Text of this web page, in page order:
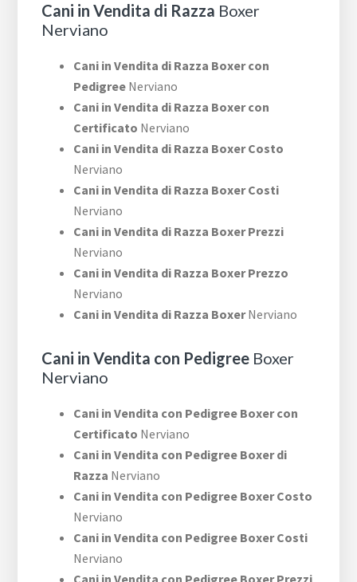
Cani in Vendita di Razza Boxer
Nerviano
Cani in Vendita di Razza Boxer con
Pedigree Nerviano
Cani in Vendita di Razza Boxer con
Certificato Nerviano
Cani in Vendita di Razza Boxer Costo
Nerviano
Cani in Vendita di Razza Boxer Costi
Nerviano
Cani in Vendita di Razza Boxer Prezzi
Nerviano
Cani in Vendita di Razza Boxer Prezzo
Nerviano
Cani in Vendita di Razza BoxerNerviano
Cani in Vendita con Pedigree Boxer
Nerviano
Cani in Vendita con Pedigree Boxer con
Certificato Nerviano
Cani in Vendita con Pedigree Boxer di
Razza Nerviano
Cani in Vendita con Pedigree Boxer Costo
Nerviano
Cani in Vendita con Pedigree Boxer Costi
Nerviano